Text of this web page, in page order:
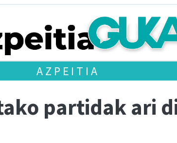
AZPEITIA
partidak ari